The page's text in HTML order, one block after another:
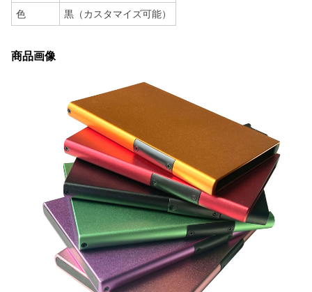
色 黒（カスタマイズ可能）
商品画像